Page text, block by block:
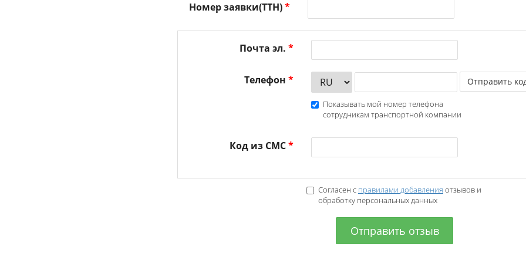
Номер заявки(ТТН)*
Почта эл.*
Телефон* Отправить
Показывать мой номер телефона
сотрудникам транспортной компании
Код из СМС*
Согласен с правилами добавления отзывов и
обработку персональных данных
Отправить отзыв